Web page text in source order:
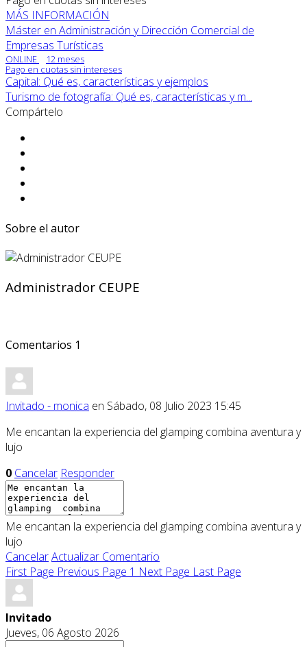
MÁS INFORMACIÓN
Máster en Administración y Dirección Comercial de
Empresas Turísticas
ONLINE
12 meses
Pago en cuotas sin intereses
Capital: Qué es, características y ejemplos
Turismo de fotografía: Qué es, características y m...
Compártelo
Sobre el autor
Administrador CEUPE
Comentarios 1
Invitado - monica en Sábado, 08 Julio 2023 15:45
Me encantan la experiencia del glamping combina aventura y
lujo
0 Cancelar Responder
Me encantan la experiencia del glamping combina aventura y
lujo
CancelarActualizar Comentario
First Page Previous Page 1 Next Page Last Page
Invitado
Jueves, 06 Agosto 2026